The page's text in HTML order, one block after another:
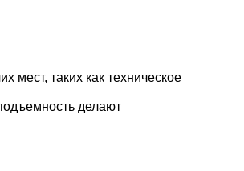
мест, таких как техническое
делают